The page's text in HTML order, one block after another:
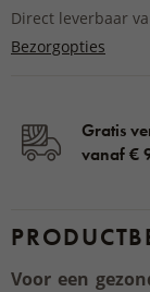
Direct leverbaar
Bezorgopties
Gratis
vanaf €
Voor een